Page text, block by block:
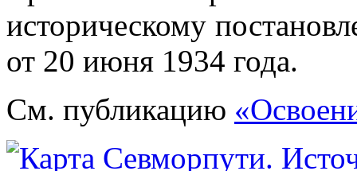
историческому
от 20 июня 1934 года.
См. публикацию